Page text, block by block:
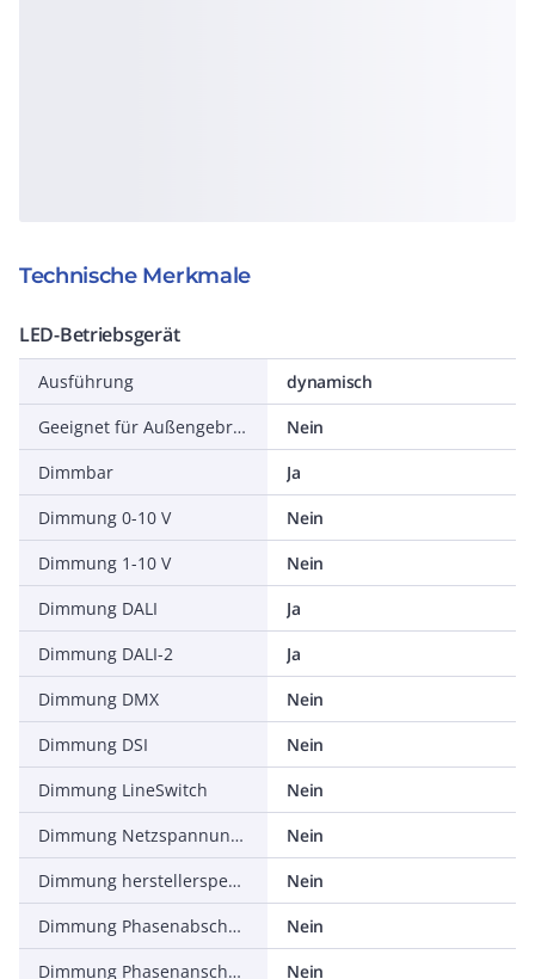
Technische Merkmale
LED-Betriebsgerät
Ausführung
dynamisch
Geeignet für Außengebrauch
Nein
Dimmbar
Ja
Dimmung 0-10 V
Nein
Dimmung 1-10 V
Nein
Dimmung DALI
Ja
Dimmung DALI-2
Ja
Dimmung DMX
Nein
Dimmung DSI
Nein
Dimmung LineSwitch
Nein
Dimmung Netzspannungsmodulation
Nein
Dimmung herstellerspezifisch
Nein
Dimmung Phasenabschnitt
Nein
Dimmung Phasenanschnitt
Nein